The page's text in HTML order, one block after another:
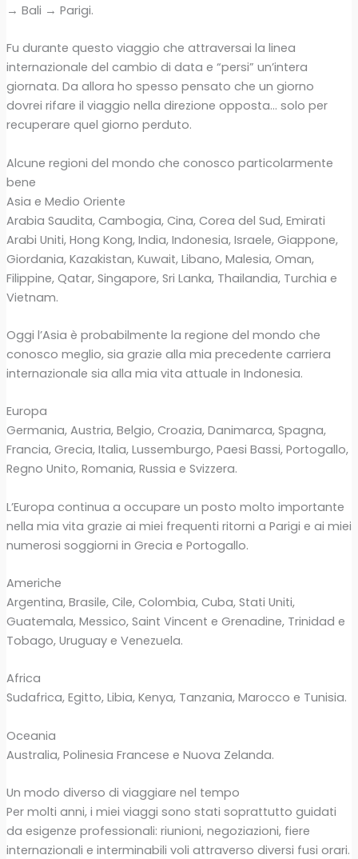
→ Bali → Parigi.
Fu durante questo viaggio che attraversai la linea
internazionale del cambio di data e “persi” un’intera
giornata. Da allora ho spesso pensato che un giorno
dovrei rifare il viaggio nella direzione opposta… solo per
recuperare quel giorno perduto.
Alcune regioni del mondo che conosco particolarmente
bene
Asia e Medio Oriente
Arabia Saudita, Cambogia, Cina, Corea del Sud, Emirati
Arabi Uniti, Hong Kong, India, Indonesia, Israele, Giappone,
Giordania, Kazakistan, Kuwait, Libano, Malesia, Oman,
Filippine, Qatar, Singapore, Sri Lanka, Thailandia, Turchia e
Vietnam.
Oggi l’Asia è probabilmente la regione del mondo che
conosco meglio, sia grazie alla mia precedente carriera
internazionale sia alla mia vita attuale in Indonesia.
Europa
Germania, Austria, Belgio, Croazia, Danimarca, Spagna,
Francia, Grecia, Italia, Lussemburgo, Paesi Bassi, Portogallo,
Regno Unito, Romania, Russia e Svizzera.
L’Europa continua a occupare un posto molto importante
nella mia vita grazie ai miei frequenti ritorni a Parigi e ai miei
numerosi soggiorni in Grecia e Portogallo.
Americhe
Argentina, Brasile, Cile, Colombia, Cuba, Stati Uniti,
Guatemala, Messico, Saint Vincent e Grenadine, Trinidad e
Tobago, Uruguay e Venezuela.
Africa
Sudafrica, Egitto, Libia, Kenya, Tanzania, Marocco e Tunisia.
Oceania
Australia, Polinesia Francese e Nuova Zelanda.
Un modo diverso di viaggiare nel tempo
Per molti anni, i miei viaggi sono stati soprattutto guidati
da esigenze professionali: riunioni, negoziazioni, fiere
internazionali e interminabili voli attraverso diversi fusi orari.